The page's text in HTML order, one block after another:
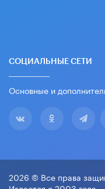
СОЦИАЛЬНЫЕ СЕТИ
Основные и
2026 © Все права